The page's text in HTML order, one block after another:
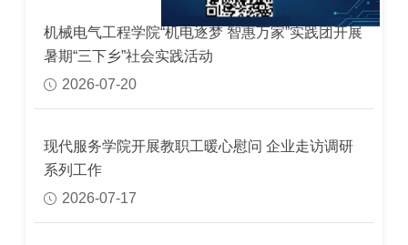
机械电气工程学院“机电逐梦 智惠万家”实践团开展
暑期“三下乡”社会实践活动
2026-07-20
现代服务学院开展教职工暖心慰问 企业走访调研
系列工作
2026-07-17